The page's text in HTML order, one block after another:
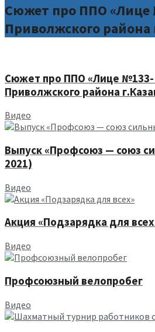
Сюжет про ППО «Лице
Приволжского района
Сюжет про ППО «Лице №133-
Приволжского района
Видео
Выпуск «Профсоюз — союз
2021)
Видео
Акция «Подзарядка для
Видео
Профсоюзный велопробег
Видео